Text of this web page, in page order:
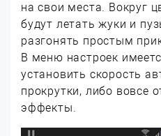
на свои места. Вокруг
будут летать жуки и
разгонять простым
В меню настроек
установить скорость
прокрутки, либо вовсе
эффекты.